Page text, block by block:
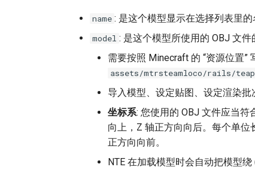
name : 是这个模型显示在选择列表里的
model : 是这个模型所使用的 OBJ 文件
需要按照 Minecraft 的 “资源位置”
assets/mtrsteamloco/rails/
导入模型、设定贴图、设定渲染批
坐标系: 您使用的 OBJ 文件应当符
向上，Z 轴正方向向后。每个单位
正方向向前。
NTE 在加载模型时会自动把模型绕